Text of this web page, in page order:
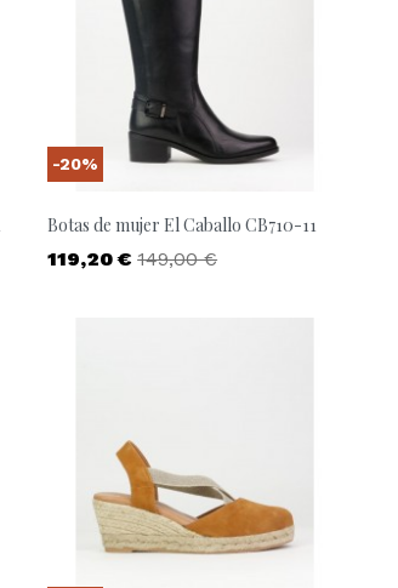
Botas de mujer El Caballo CB710-11
Precio
119,20 € Precio base
149,00 €
-20%